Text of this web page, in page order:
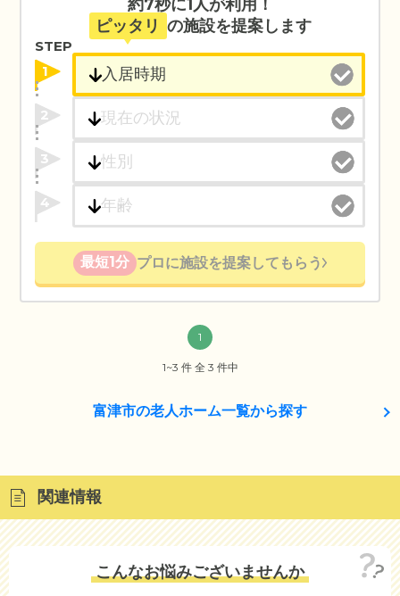
約7秒に1人が利用！
ピッタリ の施設を提案します
STEP
1
2
3
4
最短1分 プロに施設を提案してもらう
1
1~3 件 全 3 件中
富津市の老人ホーム一覧から探す
関連情報
こんなお悩みございませんか